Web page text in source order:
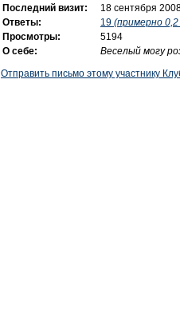
Последний визит:
18 сентября
Ответы:
19 (примерно 0,2
Просмотры:
5194
О себе:
Веселый могу
Отправить письмо этому участнику